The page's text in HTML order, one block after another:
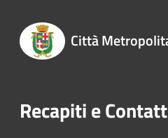
Città
Recapiti e